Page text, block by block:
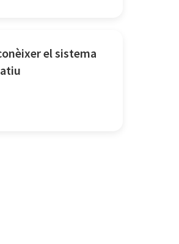
el sistema